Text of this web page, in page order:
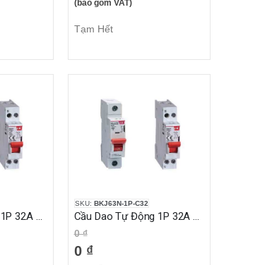
(bao gồm VAT)
Tạm Hết
Cầu Dao Tự Động 1P 32A 10KA
SKU: BKJ63N-1P-C32
Cầu Dao Tự Động 1P 32A 6KA
0 ₫
0 ₫